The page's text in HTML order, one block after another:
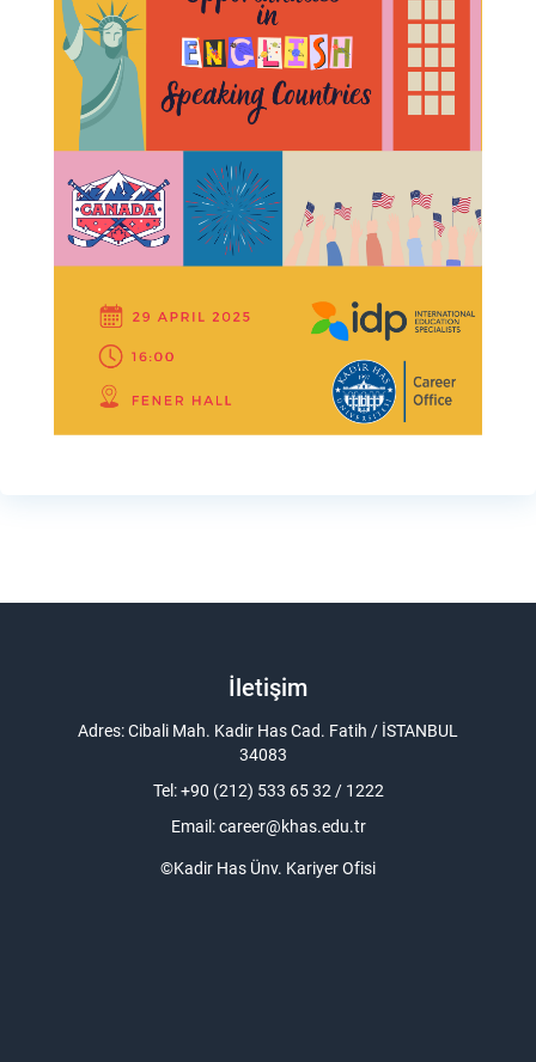
İletişim
Adres: Cibali Mah. Kadir Has Cad. Fatih / İSTANBUL
34083
Tel: +90 (212) 533 65 32 / 1222
Email:career@khas.edu.tr
©Kadir Has Ünv. Kariyer Ofisi